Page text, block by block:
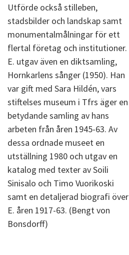
Utförde också stilleben,
stadsbilder och landskap samt
monumentalmålningar för ett
flertal företag och institutioner.
E. utgav även en diktsamling,
Hornkarlens sånger (1950). Han
var gift med Sara Hildén, vars
stiftelses museum i Tfrs äger en
betydande samling av hans
arbeten från åren 1945-63. Av
dessa ordnade museet en
utställning 1980 och utgav en
katalog med texter av Soili
Sinisalo och Timo Vuorikoski
samt en detaljerad biografi över
E. åren 1917-63. (Bengt von
Bonsdorff)